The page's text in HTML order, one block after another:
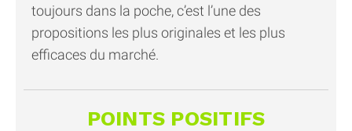
toujours dans la poche, c’est l’une des
propositions les plus originales et les plus
efficaces du marché.
POINTS POSITIFS